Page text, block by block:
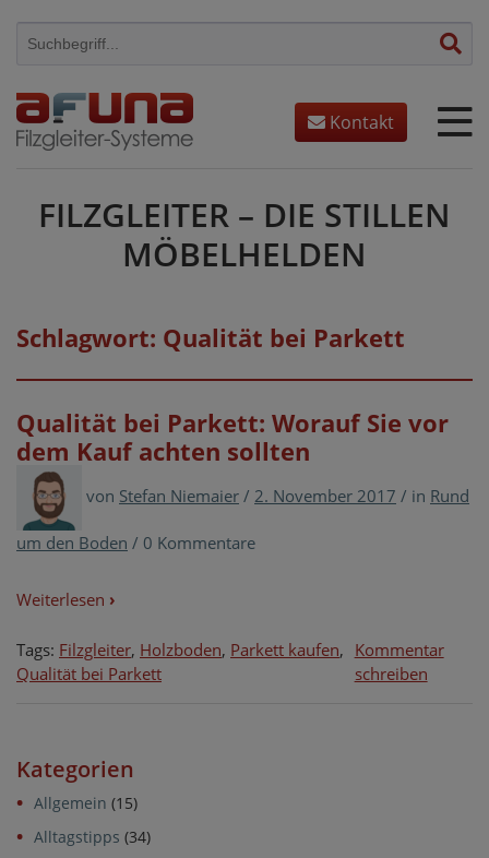
Skip
Kontakt
FILZGLEITER – DIE STILLEN
MÖBELHELDEN
Schlagwort: Qualität bei Parkett
Qualität bei Parkett: Worauf Sie vor
dem Kauf achten sollten
von Stefan Niemaier / 2. November 2017 / in Rund
um den Boden / 0 Kommentare
Weiterlesen ›
Tags: Filzgleiter, Holzboden, Parkett kaufen,
Qualität bei Parkett
Kommentar
schreibenon
Kategorien
Allgemein (15)
Alltagstipps (34)